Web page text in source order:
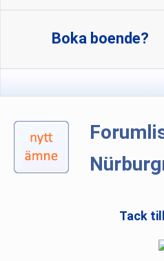
Boka boende?
Tack